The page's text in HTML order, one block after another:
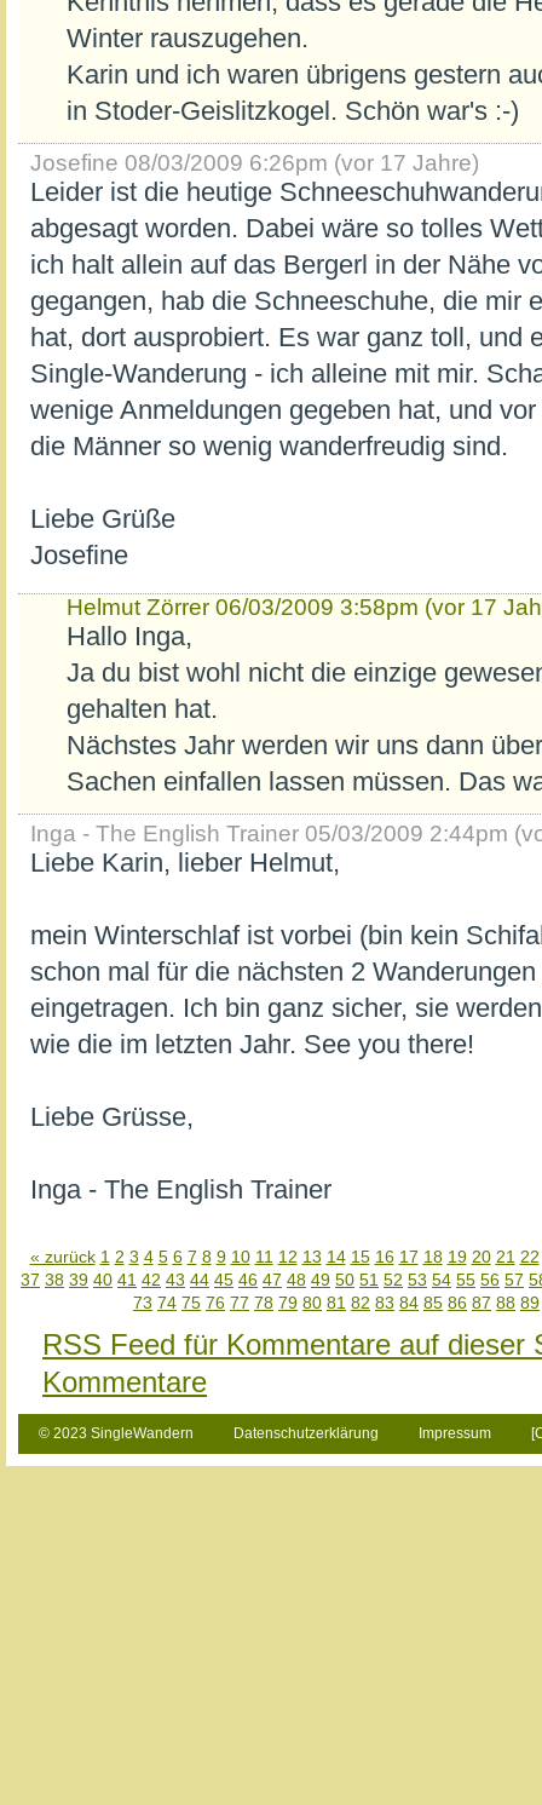
Winter rauszugehen.
Karin und ich waren übrigens gestern
in Stoder-Geislitzkogel. Schön war's :-)
Josefine 08/03/2009 6:26pm (vor 17 Jahre)
Leider ist die heutige
abgesagt worden. Dabei wäre so tolles
ich halt allein auf das Bergerl in der Nähe
gegangen, hab die Schneeschuhe, die mir
hat, dort ausprobiert. Es war ganz toll, und
Single-Wanderung - ich alleine mit mir.
wenige Anmeldungen gegeben hat, und
die Männer so wenig wanderfreudig sind.
Liebe Grüße
Josefine
Helmut Zörrer 06/03/2009 3:58pm (vor 17
Hallo Inga,
Ja du bist wohl nicht die einzige
gehalten hat.
Nächstes Jahr werden wir uns dann
Sachen einfallen lassen müssen. Das
Inga - The English Trainer 05/03/2009 2:44pm
Liebe Karin, lieber Helmut,
mein Winterschlaf ist vorbei (bin kein
schon mal für die nächsten 2
eingetragen. Ich bin ganz sicher, sie
wie die im letzten Jahr. See you there!
Liebe Grüsse,
Inga - The English Trainer
« zurück 1 2 3 4 5 6 7 8 9 10 11 12 13 14 15 16 17 18 19 20 21 22
37 38 39 40 41 42 43 44 45 46 47 48 49 50 51 52 53 54 55 56 57
73 74 75 76 77 78 79 80 81 82 83 84 85 86 87 88 89
RSS Feed für Kommentare auf dieser
Kommentare
© 2023 SingleWandern Datenschutzerklärung Impressum